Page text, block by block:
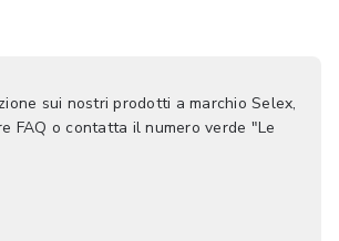
sui nostri prodotti a marchio Selex,
FAQ o contatta il numero verde "Le